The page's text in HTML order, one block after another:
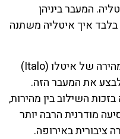
המעבר ביניהן
איך איטליה משתנה
בשנים האחרונות הפכה הרכבת המהירה של איטלו (Italo)
את המעבר הזה.
השילוב בין מהירות,
מודרנית הרבה יותר
באירופה.